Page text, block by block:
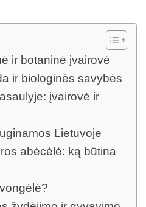
ir botaninė įvairovė
ir biologinės savybės
įvairovė ir
Lietuvoje
abėcėlė: ką būtina